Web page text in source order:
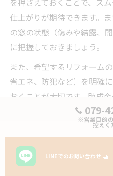
を押さえておくことで、ス
仕上がりが期待できます。
の窓の状態（傷みや結露、
に把握しておきましょう。
また、希望するリフォーム
省エネ、防犯など）を明確
おくことが大切です。助成
内容や製品仕様も、事前に
と安心です。失敗例として
でしまい、予算オーバーや
ため注意しましょう。
079-
※営業目的
控えく
LINEでのお問い合わせ